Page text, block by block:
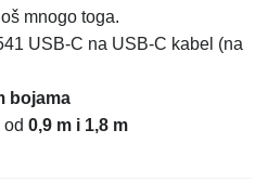
mnogo toga.
USB-C na USB-C kabel (na
bojama
0,9 m i 1,8 m